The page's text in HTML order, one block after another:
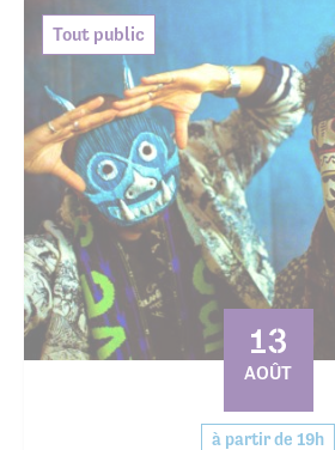
Tout public
13
AOÛT
à partir de 19h